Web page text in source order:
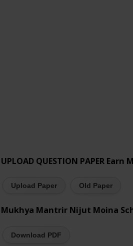
UPLOAD QUESTION PAPER Earn
Upload Paper Old Paper
Mukhya Mantrir Nijut Moina
Download PDF